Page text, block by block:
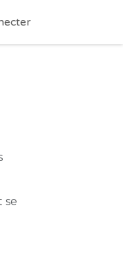
se